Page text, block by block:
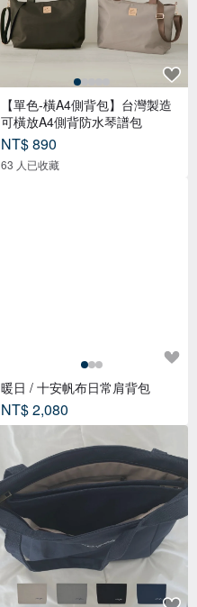
【單色-橫A4側背包】台灣製造
可橫放A4側背防水琴譜包
NT$ 890
63 人已收藏
暖日 / 十安帆布日常肩背包
NT$ 2,080